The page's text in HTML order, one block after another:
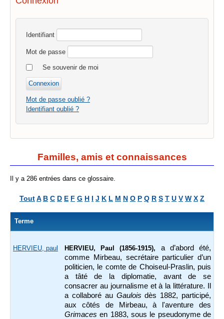
Identifiant
Mot de passe
Se souvenir de moi
Mot de passe oublié ?
Identifiant oublié ?
Familles, amis et connaissances
Il y a 286 entrées dans ce glossaire.
ToutA B C D E F G H I J K L M N O P Q R S T U V W X Z
Terme
HERVIEU, paul HERVIEU, Paul (1856-1915),
a d’abord été,
comme Mirbeau, secrétaire particulier d’un
politicien, le comte de Choiseul-Praslin, puis
a tâté de la diplomatie, avant de se
consacrer au journalisme et à la littérature. Il
a collaboré au Gaulois dès 1882, participé,
aux côtés de Mirbeau, à l'aventure des
Grimaces en 1883, sous le pseudonyme de